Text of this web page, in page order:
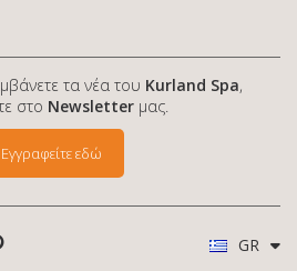
τα νέα του Kurland Spa,
στο Newsletterμας.
Εγγραφείτε εδώ
GR